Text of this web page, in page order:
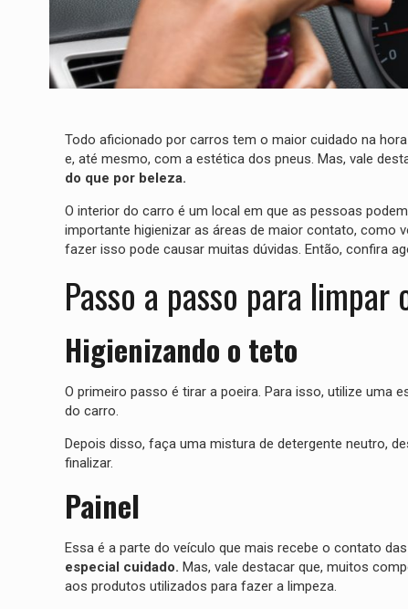
Todo aficionado por carros tem o maior cuidado na
e, até mesmo, com a estética dos pneus. Mas, vale
do que por beleza.
O interior do carro é um local em que as pessoas
importante higienizar as áreas de maior contato, como
fazer isso pode causar muitas dúvidas. Então, confira
Passo a passo para
Higienizando o teto
O primeiro passo é tirar a poeira. Para isso, utilize uma
do carro.
Depois disso, faça uma mistura de detergente neutro,
finalizar.
Painel
Essa é a parte do veículo que mais recebe o contato
especial cuidado. Mas, vale destacar que, muitos
aos produtos utilizados para fazer a limpeza.